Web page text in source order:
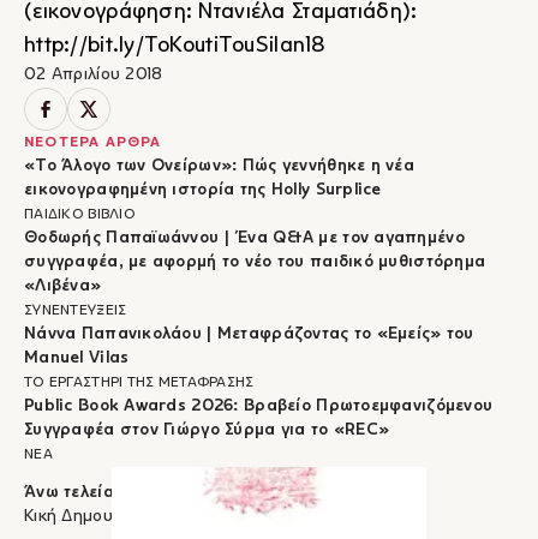
02 Απριλίου 2018
ΝΕΟΤΕΡΑ ΑΡΘΡΑ
«Το Άλογο των Ονείρων»: Πώς γεννήθηκε η νέα
εικονογραφημένη ιστορία της Holly Surplice
ΠΑΙΔΙΚΟ ΒΙΒΛΙΟ
Θοδωρής Παπαϊωάννου | Ένα Q&A με τον αγαπημένο
συγγραφέα, με αφορμή το νέο του παιδικό μυθιστόρημα
«Λιβένα»
ΣΥΝΕΝΤΕΥΞΕΙΣ
Νάννα Παπανικολάου | Μεταφράζοντας το «Εμείς» του
Manuel Vilas
ΤΟ ΕΡΓΑΣΤΗΡΙ ΤΗΣ ΜΕΤΑΦΡΑΣΗΣ
Public Book Awards 2026: Βραβείο Πρωτοεμφανιζόμενου
Συγγραφέα στον Γιώργο Σύρμα για το «REC»
ΝΕΑ
(εικονογράφηση: Ντανιέλα Σταματιάδη):
http://bit.ly/ToKoutiTouSilan18
Άνω τελεία
Κική Δημουλά